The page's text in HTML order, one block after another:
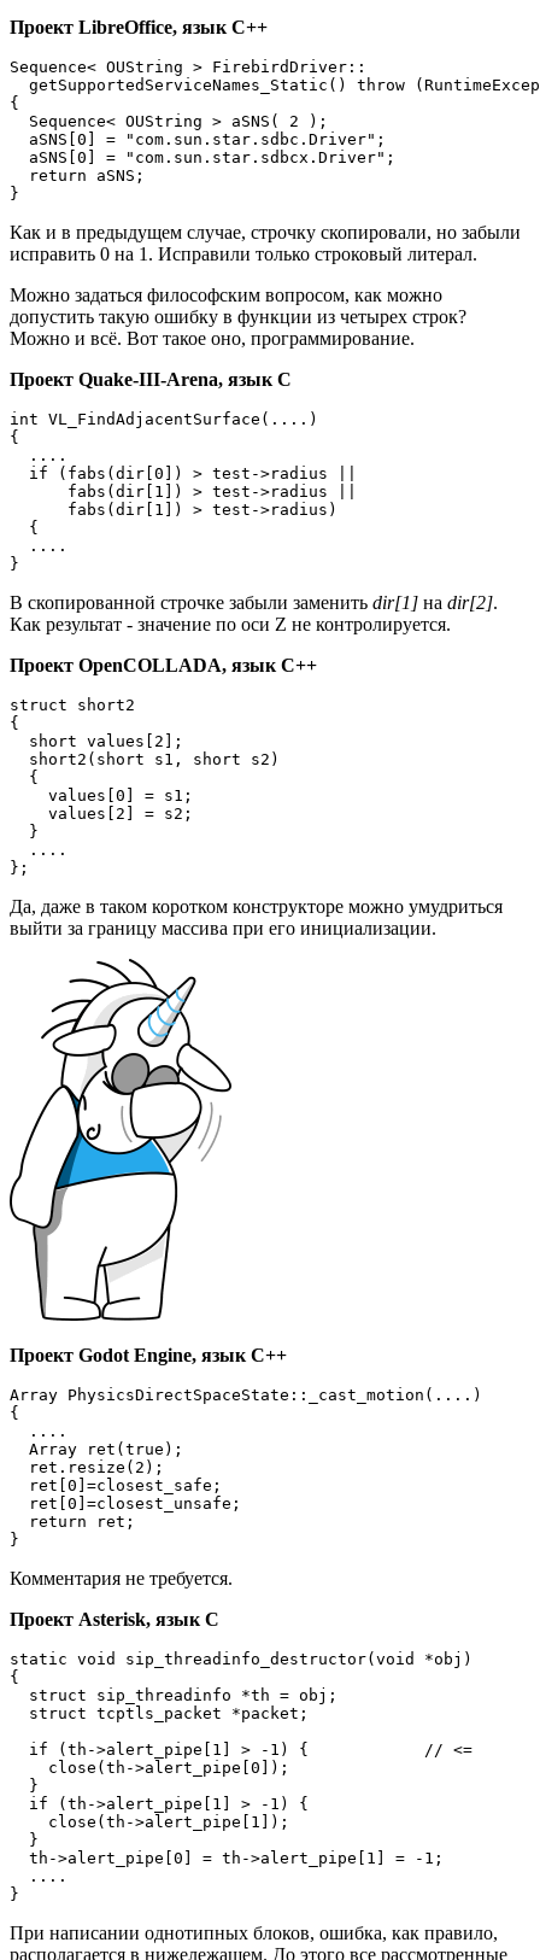
Проект LibreOffice, язык C++
Sequence< OUString > FirebirdDriver::
getSupportedServiceNames_Static() throw
{
  Sequence< OUString > aSNS( 2 );
  aSNS[0] = "com.sun.star.sdbc.Driver";
  aSNS[0] = "com.sun.star.sdbcx.Driver";
  return aSNS;
}
Как и в предыдущем случае, строчку скопировали, но забыли
исправить 0 на 1. Исправили только строковый литерал.
Можно задаться философским вопросом, как можно
допустить такую ошибку в функции из четырех строк?
Можно и всё. Вот такое оно, программирование.
Проект Quake-III-Arena, язык C
int VL_FindAdjacentSurface(....)
{
  ....
  if (fabs(dir[0]) > test->radius ||
      fabs(dir[1]) > test->radius ||
      fabs(dir[1]) > test->radius)
  {
  ....
}
В скопированной строчке забыли заменить dir[1] на dir[2].
Как результат - значение по оси Z не контролируется.
Проект OpenCOLLADA, язык C++
struct short2
{
  short values[2];
  short2(short s1, short s2)
  {
    values[0] = s1;
    values[2] = s2;
  }
  ....
};
Да, даже в таком коротком конструкторе можно умудриться
выйти за границу массива при его инициализации.
Проект Godot Engine, язык C++
Array PhysicsDirectSpaceState::_cast_motion(....)
{
  ....
  Array ret(true);
  ret.resize(2);
  ret[0]=closest_safe;
  ret[0]=closest_unsafe;
  return ret;
}
Комментария не требуется.
Проект Asterisk, язык C
static void sip_threadinfo_destructor(void *obj)
{
  struct sip_threadinfo *th = obj;
  struct tcptls_packet *packet;
  if (th->alert_pipe[1] > -1) {            // <=
    close(th->alert_pipe[0]);
  }
  if (th->alert_pipe[1] > -1) {
    close(th->alert_pipe[1]);
  }
  th->alert_pipe[0] = th->alert_pipe[1] = -1;
  ....
}
При написании однотипных блоков, ошибка, как правило,
располагается в нижележащем. До этого все рассмотренные